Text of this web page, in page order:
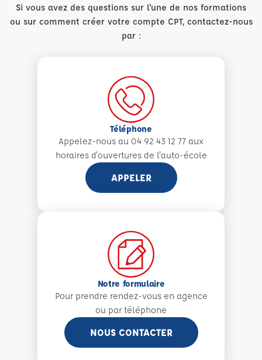
Si vous avez des questions sur l'une de nos formations
ou sur comment créer votre compte CPT, contactez-nous
par :
Téléphone
Appelez-nous au 04 92 43 12 77 aux
horaires d'ouvertures de l'auto-école
APPELER
Notre formulaire
Pour prendre rendez-vous en agence
ou par téléphone
NOUS CONTACTER